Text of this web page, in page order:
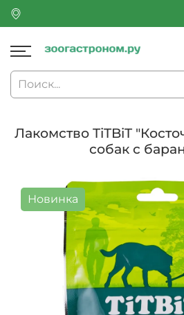
Лакомство TiTBiT
собак с
Новинка